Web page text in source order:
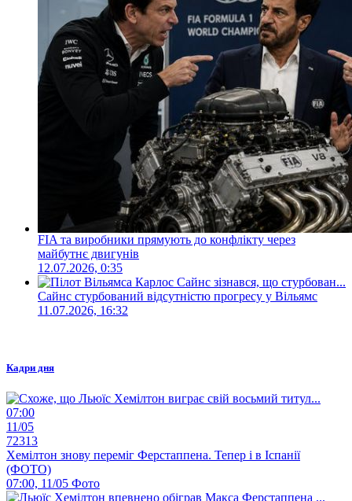
FIA та виробники прямують до конфлікту через
майбутнє двигунів
12.07.2026, 0:35
Сайнс стурбований відсутністю прогресу у Вільямс
11.07.2026, 16:32
Кадри дня
07:00
11/05
72313
Хемілтон знову переміг Ферстаппена. Тепер і в Іспанії
(ФОТО)
07:00, 11/05 Фото